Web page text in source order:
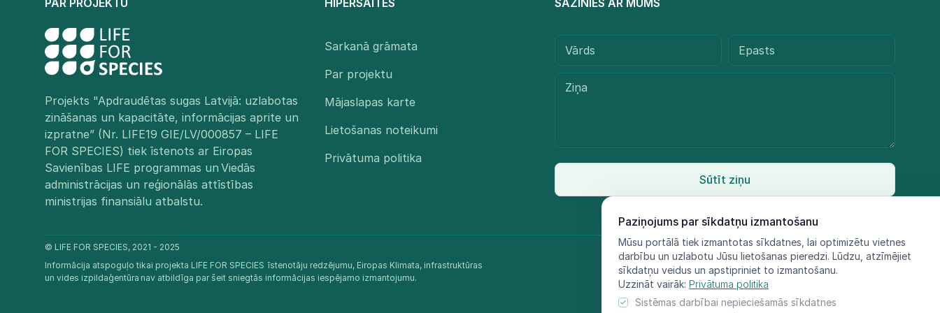
Paziņojums par sīkdatņu izmantošanu
Mūsu portālā tiek izmantotas sīkdatnes, lai optimizētu vietnes
darbību un uzlabotu Jūsu lietošanas pieredzi. Lūdzu, atzīmējiet
sīkdatņu veidus un apstipriniet to izmantošanu.
Uzzināt vairāk: Privātuma politika
Sistēmas darbībai nepieciešamās sīkdatnes
PAR PROJEKTU
Projekts "Apdraudētas sugas Latvijā: uzlabotas
zināšanas un kapacitāte, informācijas aprite un
izpratne” (Nr. LIFE19 GIE/LV/000857 – LIFE
FOR SPECIES) tiek īstenots ar Eiropas
Savienības LIFE programmas un Viedās
administrācijas un reģionālās attīstības
ministrijas finansiālu atbalstu.​
HIPERSAITES
Sarkanā grāmata
Par projektu
Mājaslapas karte
Lietošanas noteikumi
Privātuma politika
SAZINIES AR MUMS
Sūtīt ziņu
© LIFE FOR SPECIES, 2021 - 2025
Informācija atspoguļo tikai projekta LIFE FOR SPECIES īstenotāju redzējumu, Eiropas Klimata, infrastruktūras
un vides izpildaģentūra nav atbildīga par šeit sniegtās informācijas iespējamo izmantojumu.​